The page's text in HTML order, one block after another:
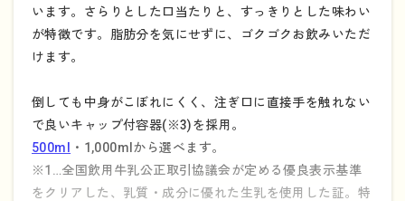
います。さらりとした口当たりと、すっきりとした味わい
が特徴です。脂肪分を気にせずに、ゴクゴクお飲みいただ
けます。
倒しても中身がこぼれにくく、注ぎ口に直接手を触れない
で良いキャップ付容器(※3)を採用。
500ml
・1,000mlから選べます。
※1…全国飲用牛乳公正取引協議会が定める優良表示基準
をクリアした、乳質・成分に優れた生乳を使用した証。特